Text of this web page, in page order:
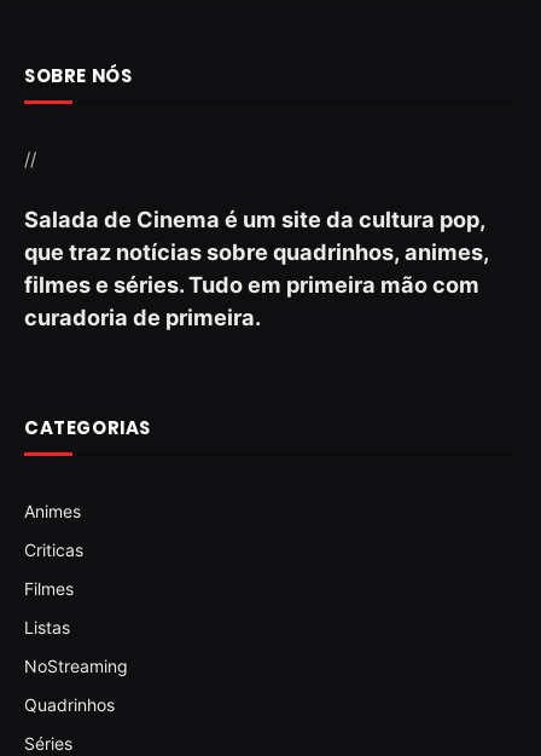
SOBRE NÓS
//
Salada de Cinema é um site da cultura pop,
que traz notícias sobre quadrinhos, animes,
filmes e séries. Tudo em primeira mão com
curadoria de primeira.
CATEGORIAS
Animes
Criticas
Filmes
Listas
NoStreaming
Quadrinhos
Séries